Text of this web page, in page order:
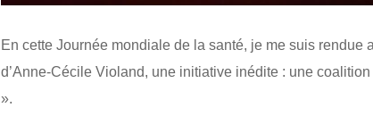
En cette Journée mondiale de la santé, je me suis rendue
d’Anne-Cécile Violand, une initiative inédite : une
».